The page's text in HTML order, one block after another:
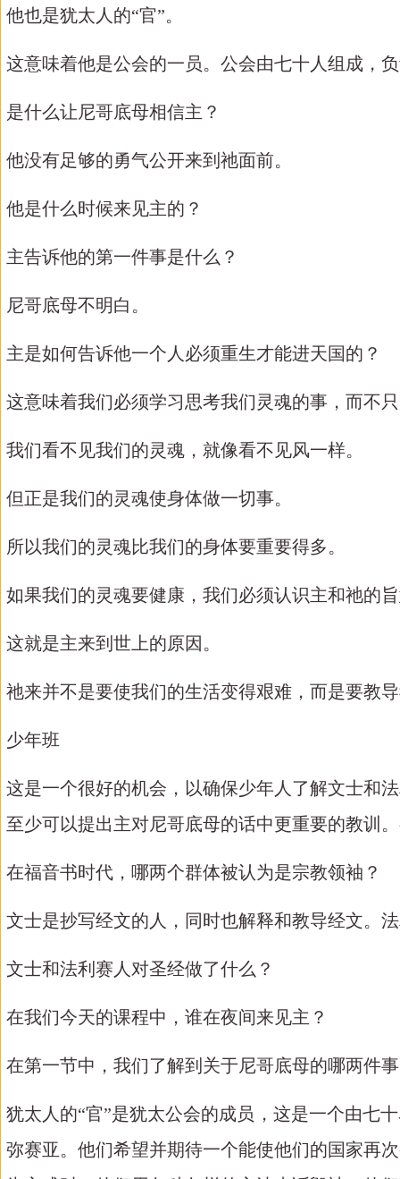
他也是犹太人的“官”。
这意味着他是公会的一员。公会由七十人组成，
是什么让尼哥底母相信主？
他没有足够的勇气公开来到祂面前。
他是什么时候来见主的？
主告诉他的第一件事是什么？
尼哥底母不明白。
主是如何告诉他一个人必须重生才能进天国的？
这意味着我们必须学习思考我们灵魂的事，而不
我们看不见我们的灵魂，就像看不见风一样。
但正是我们的灵魂使身体做一切事。
所以我们的灵魂比我们的身体要重要得多。
如果我们的灵魂要健康，我们必须认识主和祂的
这就是主来到世上的原因。
祂来并不是要使我们的生活变得艰难，而是要教
少年班
这是一个很好的机会，以确保少年人了解文士和
至少可以提出主对尼哥底母的话中更重要的教训
在福音书时代，哪两个群体被认为是宗教领袖？
文士是抄写经文的人，同时也解释和教导经文。
文士和法利赛人对圣经做了什么？
在我们今天的课程中，谁在夜间来见主？
在第一节中，我们了解到关于尼哥底母的哪两件
犹太人的“官”是犹太公会的成员，这是一个由七
弥赛亚。他们希望并期待一个能使他们的国家再